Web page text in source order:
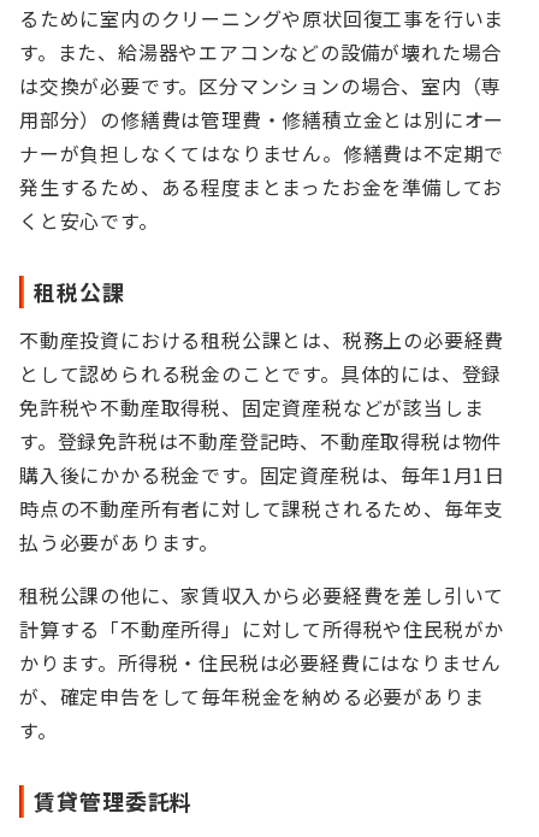
るために室内のクリーニングや原状回復工事を行いま
す。また、給湯器やエアコンなどの設備が壊れた場合
は交換が必要です。区分マンションの場合、室内（専
用部分）の修繕費は管理費・修繕積立金とは別にオー
ナーが負担しなくてはなりません。修繕費は不定期で
発生するため、ある程度まとまったお金を準備してお
くと安心です。
租税公課
不動産投資における租税公課とは、税務上の必要経費
として認められる税金のことです。具体的には、登録
免許税や不動産取得税、固定資産税などが該当しま
す。登録免許税は不動産登記時、不動産取得税は物件
購入後にかかる税金です。固定資産税は、毎年1月1日
時点の不動産所有者に対して課税されるため、毎年支
払う必要があります。
租税公課の他に、家賃収入から必要経費を差し引いて
計算する「不動産所得」に対して所得税や住民税がか
かります。所得税・住民税は必要経費にはなりません
が、確定申告をして毎年税金を納める必要がありま
す。
賃貸管理委託料